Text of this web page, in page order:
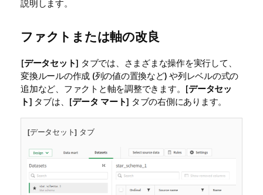
説明します。
ファクトまたは軸の改良
[データセット] タブでは、さまざまな操作を実行して、
変換ルールの作成 (列の値の置換など) や列レベルの式の
追加など、ファクトと軸を調整できます。[データセッ
ト] タブは、[データ マート] タブの右側にあります。
[データセット] タブ